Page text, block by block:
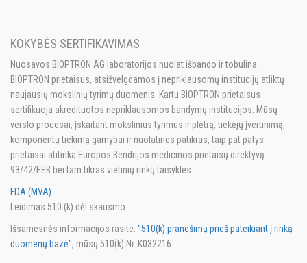
KOKYBĖS SERTIFIKAVIMAS
Nuosavos BIOPTRON AG laboratorijos nuolat išbando ir tobulina
BIOPTRON prietaisus, atsižvelgdamos į nepriklausomų institucijų atliktų
naujausių mokslinių tyrimų duomenis. Kartu BIOPTRON prietaisus
sertifikuoja akredituotos nepriklausomos bandymų institucijos. Mūsų
verslo procesai, įskaitant mokslinius tyrimus ir plėtrą, tiekėjų įvertinimą,
komponentų tiekimą gamybai ir nuolatines patikras, taip pat patys
prietaisai atitinka Europos Bendrijos medicinos prietaisų direktyvą
93/42/EEB bei tam tikras vietinių rinkų taisykles.
FDA (MVA)
Leidimas 510 (k) dėl skausmo
Išsamesnės informacijos rasite: "510(k) pranešimų prieš pateikiant į rinką
duomenų bazė", mūsų 510(k) Nr. K032216